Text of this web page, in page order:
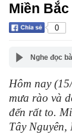
Miền
0
Nghe đọc
Hôm nay
mưa rào và
đến rất to.
Tây Nguyên,